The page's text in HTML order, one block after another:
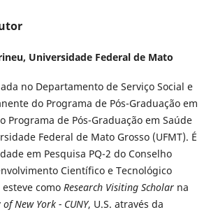
Universidade Federal de Mato
no Departamento de Serviço Social e
do Programa de Pós-Graduação em
Programa de Pós-Graduação em Saúde
Federal de Mato Grosso (UFMT). É
em Pesquisa PQ-2 do Conselho
Científico e Tecnológico
esteve como Research Visiting Scholarna
New York - CUNY, U.S. através da